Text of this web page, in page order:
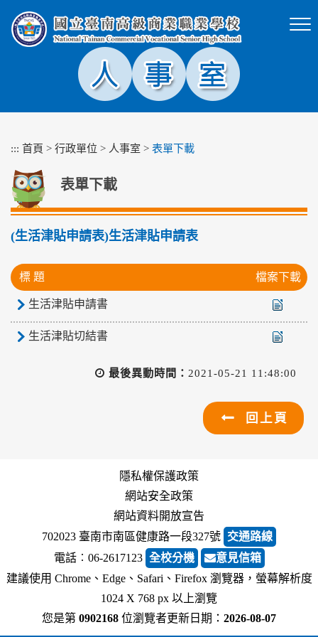
塊
::: 首頁 > 行政單位 > 人事室 > 表單下載
表單下載
(生活津貼申請表)生活津貼申請表
標 題 檔案下載
生活津貼申請書
生活津貼切結書
最後異動時間： 2021-05-21 11:48:00
回上頁
隱私權保護政策
網站安全政策
網站資料開放宣告
702023 臺南市南區健康路一段327號 交通路線
電話︰06-2617123 全校分機
意見信箱
建議使用 Chrome、Edge、Safari、Firefox 瀏覽器，螢幕解析度
1024 X 768 px 以上瀏覽
您是第 0902168 位瀏覽者更新日期： 2026-08-07